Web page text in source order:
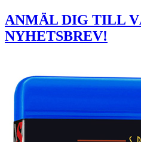
ANMÄL DIG TILL
NYHETSBREV!